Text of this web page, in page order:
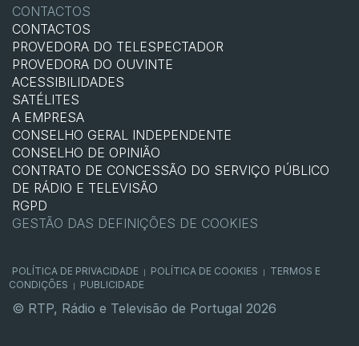
CONTACTOS
CONTACTOS
PROVEDORA DO TELESPECTADOR
PROVEDORA DO OUVINTE
ACESSIBILIDADES
SATÉLITES
A EMPRESA
CONSELHO GERAL INDEPENDENTE
CONSELHO DE OPINIÃO
CONTRATO DE CONCESSÃO DO SERVIÇO PÚBLICO
DE RÁDIO E TELEVISÃO
RGPD
GESTÃO DAS DEFINIÇÕES DE COOKIES
POLÍTICA DE PRIVACIDADE POLÍTICA DE COOKIES
TERMOS E
CONDIÇÕES
PUBLICIDADE
© RTP, Rádio e Televisão de Portugal 2026